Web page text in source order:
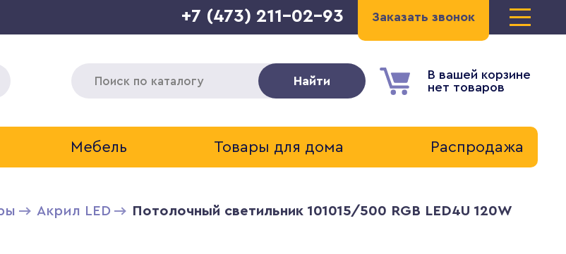
Заказать звонок
+7 (473) 211-02-93
В вашей корзине
нет товаров
Найти
Мебель Товары для дома Распродажа
Акрил LED Потолочный светильник 101015/500 RGB LED4U 120W